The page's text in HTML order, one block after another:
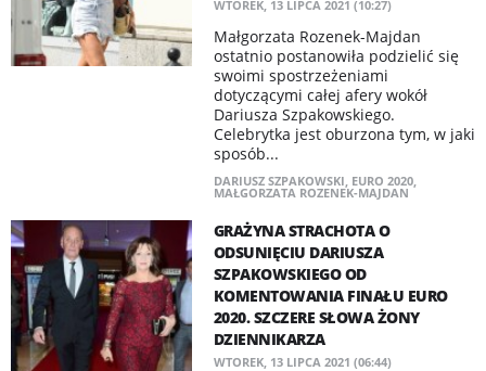
WTOREK, 13 LIPCA 2021 (10:27)
Małgorzata Rozenek-Majdan
ostatnio postanowiła podzielić się
swoimi spostrzeżeniami
dotyczącymi całej afery wokół
Dariusza Szpakowskiego.
Celebrytka jest oburzona tym, w jaki
sposób...
DARIUSZ SZPAKOWSKI, EURO 2020,
MAŁGORZATA ROZENEK-MAJDAN
GRAŻYNA STRACHOTA O
ODSUNIĘCIU DARIUSZA
SZPAKOWSKIEGO OD
KOMENTOWANIA FINAŁU EURO
2020. SZCZERE SŁOWA ŻONY
DZIENNIKARZA
WTOREK, 13 LIPCA 2021 (06:44)